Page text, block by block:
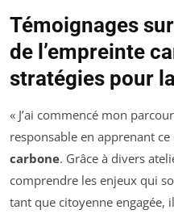
Témoignages
de l’empreinte
stratégies pour
« J’ai commencé mon
responsable en apprenant ce
carbone. Grâce à divers
comprendre les enjeux qui
tant que citoyenne engagée,